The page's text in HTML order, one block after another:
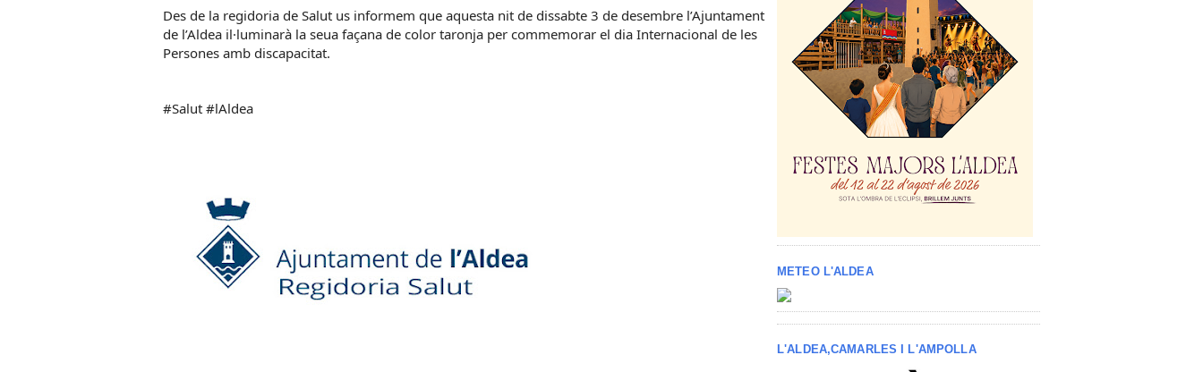
Des de la regidoria de Salut us informem que aquesta nit de dissabte 3 de desembre l’Ajuntament
de l’Aldea il·luminarà la seua façana de color taronja per commemorar el dia Internacional de les
Persones amb discapacitat.
#Salut #lAldea
METEO L'ALDEA
L'ALDEA,CAMARLES I L'AMPOLLA